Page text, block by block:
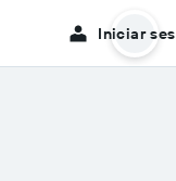
Iniciar